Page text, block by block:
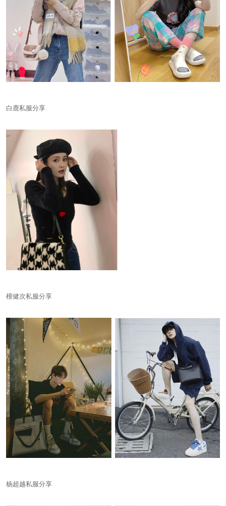
白鹿私服分享
檀健次私服分享
杨超越私服分享